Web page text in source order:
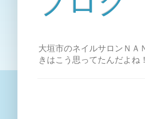
大垣市のネイルサロンＮＡ
きはこう思ってたんだよ